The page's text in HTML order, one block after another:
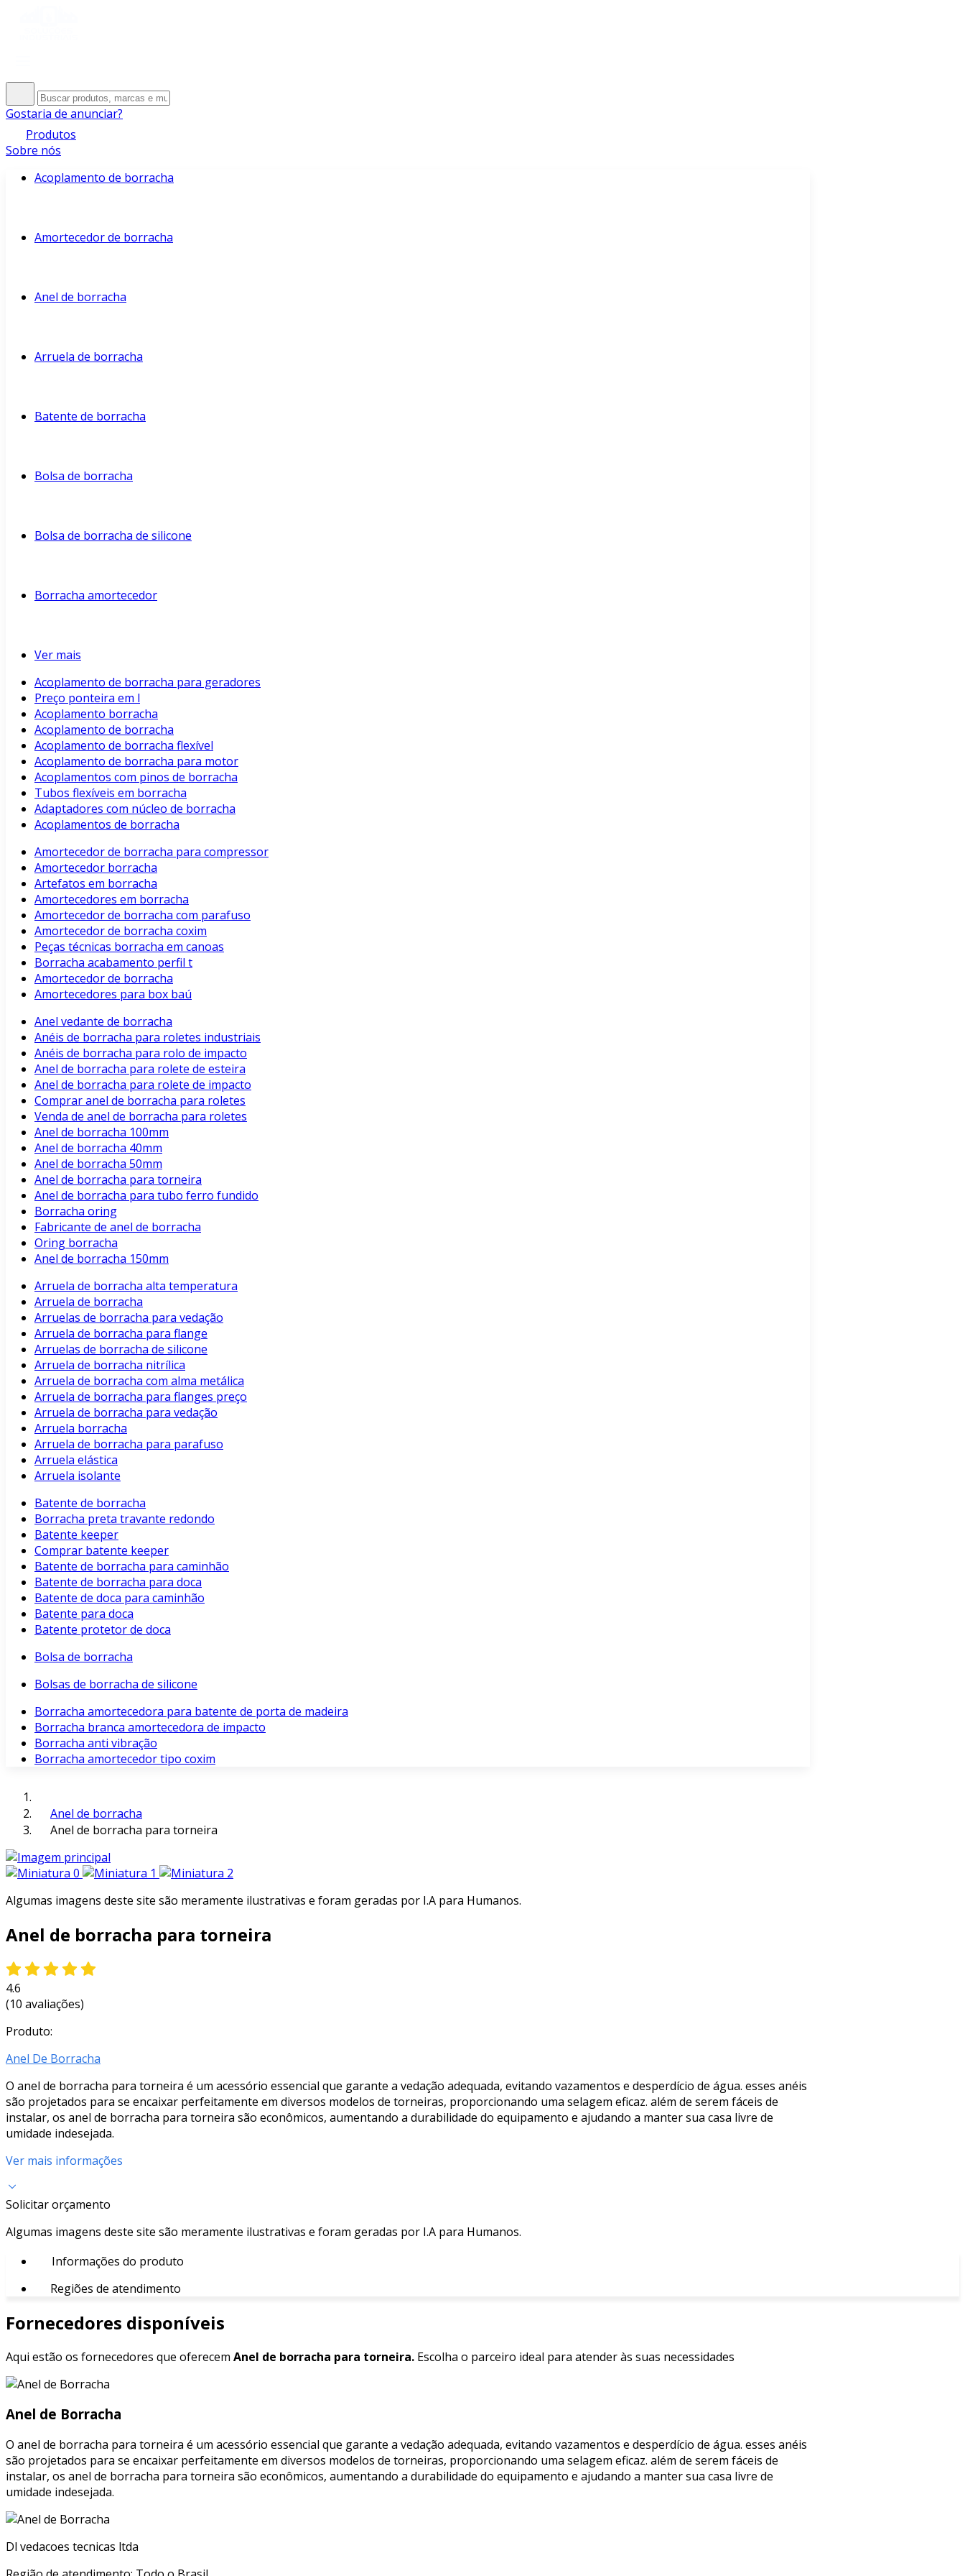
Gostaria de anunciar?
Produtos
Sobre nós
Acoplamento de borracha
Amortecedor de borracha
Anel de borracha
Arruela de borracha
Batente de borracha
Bolsa de borracha
Bolsa de borracha de silicone
Borracha amortecedor
Ver mais
Acoplamento de borracha para geradores
Preço ponteira em l
Acoplamento borracha
Acoplamento de borracha
Acoplamento de borracha flexível
Acoplamento de borracha para motor
Acoplamentos com pinos de borracha
Tubos flexíveis em borracha
Adaptadores com núcleo de borracha
Acoplamentos de borracha
Amortecedor de borracha para compressor
Amortecedor borracha
Artefatos em borracha
Amortecedores em borracha
Amortecedor de borracha com parafuso
Amortecedor de borracha coxim
Peças técnicas borracha em canoas
Borracha acabamento perfil t
Amortecedor de borracha
Amortecedores para box baú
Anel vedante de borracha
Anéis de borracha para roletes industriais
Anéis de borracha para rolo de impacto
Anel de borracha para rolete de esteira
Anel de borracha para rolete de impacto
Comprar anel de borracha para roletes
Venda de anel de borracha para roletes
Anel de borracha 100mm
Anel de borracha 40mm
Anel de borracha 50mm
Anel de borracha para torneira
Anel de borracha para tubo ferro fundido
Borracha oring
Fabricante de anel de borracha
Oring borracha
Anel de borracha 150mm
Arruela de borracha alta temperatura
Arruela de borracha
Arruelas de borracha para vedação
Arruela de borracha para flange
Arruelas de borracha de silicone
Arruela de borracha nitrílica
Arruela de borracha com alma metálica
Arruela de borracha para flanges preço
Arruela de borracha para vedação
Arruela borracha
Arruela de borracha para parafuso
Arruela elástica
Arruela isolante
Batente de borracha
Borracha preta travante redondo
Batente keeper
Comprar batente keeper
Batente de borracha para caminhão
Batente de borracha para doca
Batente de doca para caminhão
Batente para doca
Batente protetor de doca
Bolsa de borracha
Bolsas de borracha de silicone
Borracha amortecedora para batente de porta de madeira
Borracha branca amortecedora de impacto
Borracha anti vibração
Borracha amortecedor tipo coxim
Anel de borracha
Anel de borracha para torneira
Algumas imagens deste site são meramente ilustrativas e foram geradas por I.A para Humanos.
Anel de borracha para torneira
4.6
(10 avaliações)
Produto:
Anel De Borracha
O anel de borracha para torneira é um acessório essencial que garante a vedação adequada, evitando vazamentos e desperdício de água. esses anéis
são projetados para se encaixar perfeitamente em diversos modelos de torneiras, proporcionando uma selagem eficaz. além de serem fáceis de
instalar, os anel de borracha para torneira são econômicos, aumentando a durabilidade do equipamento e ajudando a manter sua casa livre de
umidade indesejada.
Ver mais informações
Solicitar orçamento
Algumas imagens deste site são meramente ilustrativas e foram geradas por I.A para Humanos.
Informações do produto
Regiões de atendimento
Fornecedores disponíveis
Aqui estão os fornecedores que oferecem Anel de borracha para torneira. Escolha o parceiro ideal para atender às suas necessidades
Anel de Borracha
O anel de borracha para torneira é um acessório essencial que garante a vedação adequada, evitando vazamentos e desperdício de água. esses anéis
são projetados para se encaixar perfeitamente em diversos modelos de torneiras, proporcionando uma selagem eficaz. além de serem fáceis de
instalar, os anel de borracha para torneira são econômicos, aumentando a durabilidade do equipamento e ajudando a manter sua casa livre de
umidade indesejada.
Dl vedacoes tecnicas ltda